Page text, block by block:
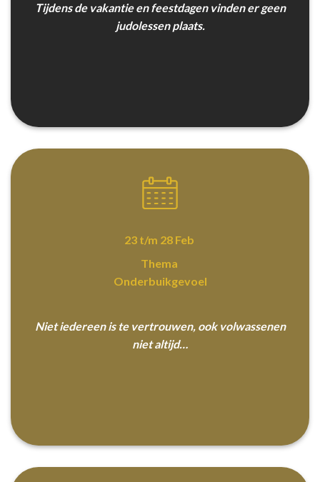
Tijdens de vakantie en feestdagen vinden er geen
judolessen plaats.
23 t/m 28 Feb
Thema
Onderbuikgevoel
Niet iedereen is te vertrouwen, ook volwassenen
niet altijd…